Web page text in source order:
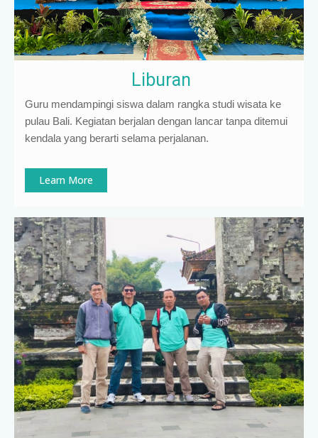
Liburan
Guru mendampingi siswa dalam rangka studi wisata ke
pulau Bali. Kegiatan berjalan dengan lancar tanpa ditemui
kendala yang berarti selama perjalanan.
Learn More